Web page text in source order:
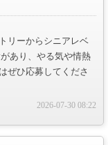
リーからシニアレベ
あり、やる気や情熱
ぜひ応募してくださ
2026-07-30 08:22